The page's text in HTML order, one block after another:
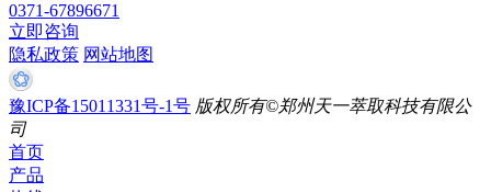
0371-67896671
立即咨询
隐私政策 网站地图
豫ICP备15011331号-1号 版权所有©郑州天一萃取科技有限公
司
首页
产品